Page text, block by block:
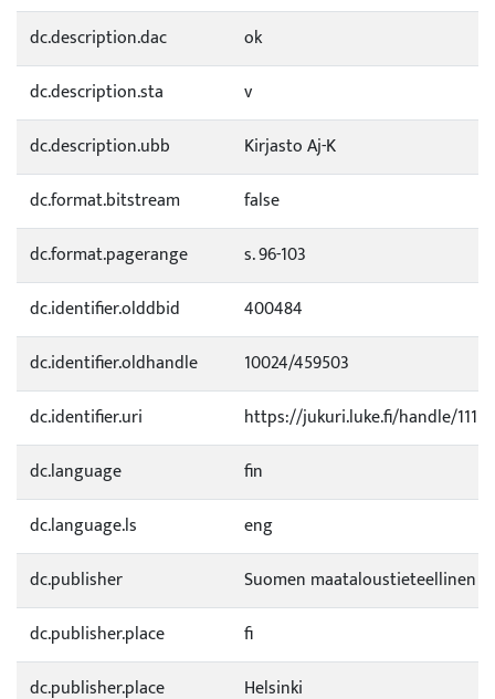
dc.description.dac
ok
dc.description.sta
v
dc.description.ubb
Kirjasto Aj-K
dc.format.bitstream
false
dc.format.pagerange
s. 96-103
dc.identifier.olddbid
400484
dc.identifier.oldhandle
10024/459503
dc.identifier.uri
https://jukuri.luke.fi/handle/
dc.language
fin
dc.language.ls
eng
dc.publisher
Suomen maataloustieteellinen
dc.publisher.place
fi
dc.publisher.place
Helsinki